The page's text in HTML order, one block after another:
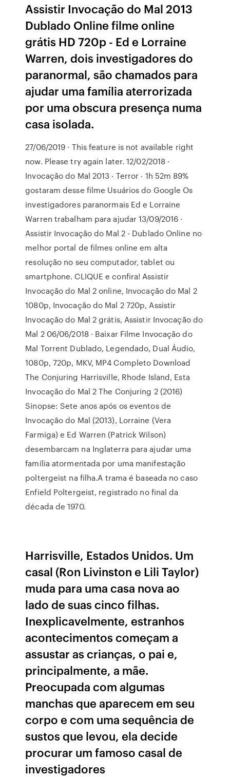
Assistir Invocação do Mal 2013
Dublado Online filme online
grátis HD 720p - Ed e Lorraine
Warren, dois investigadores do
paranormal, são chamados para
ajudar uma família aterrorizada
por uma obscura presença numa
casa isolada.
27/06/2019 · This feature is not available right
now. Please try again later. 12/02/2018 ·
Invocação do Mal 2013 ‧ Terror ‧ 1h 52m 89%
gostaram desse filme Usuários do Google Os
investigadores paranormais Ed e Lorraine
Warren trabalham para ajudar 13/09/2016 ·
Assistir Invocação do Mal 2 - Dublado Online no
melhor portal de filmes online em alta
resolução no seu computador, tablet ou
smartphone. CLIQUE e confira! Assistir
Invocação do Mal 2 online, Invocação do Mal 2
1080p, Invocação do Mal 2 720p, Assistir
Invocação do Mal 2 grátis, Assistir Invocação do
Mal 2 06/06/2018 · Baixar Filme Invocação do
Mal Torrent Dublado, Legendado, Dual Áudio,
1080p, 720p, MKV, MP4 Completo Download
The Conjuring Harrisville, Rhode Island, Esta
Invocação do Mal 2 The Conjuring 2 (2016)
Sinopse: Sete anos após os eventos de
Invocação do Mal (2013), Lorraine (Vera
Farmiga) e Ed Warren (Patrick Wilson)
desembarcam na Inglaterra para ajudar uma
família atormentada por uma manifestação
poltergeist na filha.A trama é baseada no caso
Enfield Poltergeist, registrado no final da
década de 1970.
Harrisville, Estados Unidos. Um
casal (Ron Livinston e Lili Taylor)
muda para uma casa nova ao
lado de suas cinco filhas.
Inexplicavelmente, estranhos
acontecimentos começam a
assustar as crianças, o pai e,
principalmente, a mãe.
Preocupada com algumas
manchas que aparecem em seu
corpo e com uma sequência de
sustos que levou, ela decide
procurar um famoso casal de
investigadores